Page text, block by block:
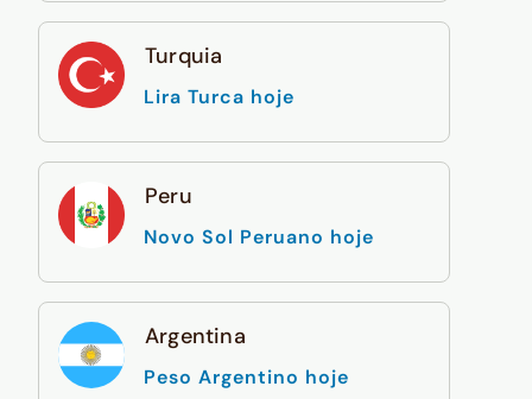
Turquia
Lira Turca hoje
Peru
Novo Sol Peruano hoje
Argentina
Peso Argentino hoje